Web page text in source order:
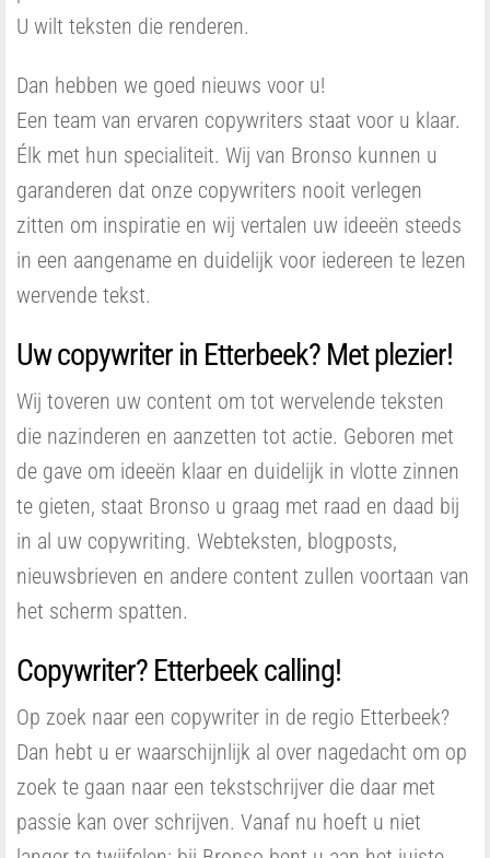
U wilt teksten die renderen.
Dan hebben we goed nieuws voor u!
Een team van ervaren copywriters staat voor u klaar.
Élk met hun specialiteit. Wij van Bronso kunnen u
garanderen dat onze copywriters nooit verlegen
zitten om inspiratie en wij vertalen uw ideeën steeds
in een aangename en duidelijk voor iedereen te lezen
wervende tekst.
Uw copywriter in Etterbeek? Met plezier!
Wij toveren uw content om tot wervelende teksten
die nazinderen en aanzetten tot actie. Geboren met
de gave om ideeën klaar en duidelijk in vlotte zinnen
te gieten, staat Bronso u graag met raad en daad bij
in al uw copywriting. Webteksten, blogposts,
nieuwsbrieven en andere content zullen voortaan van
het scherm spatten.
Copywriter? Etterbeek calling!
Op zoek naar een copywriter in de regio Etterbeek?
Dan hebt u er waarschijnlijk al over nagedacht om op
zoek te gaan naar een tekstschrijver die daar met
passie kan over schrijven. Vanaf nu hoeft u niet